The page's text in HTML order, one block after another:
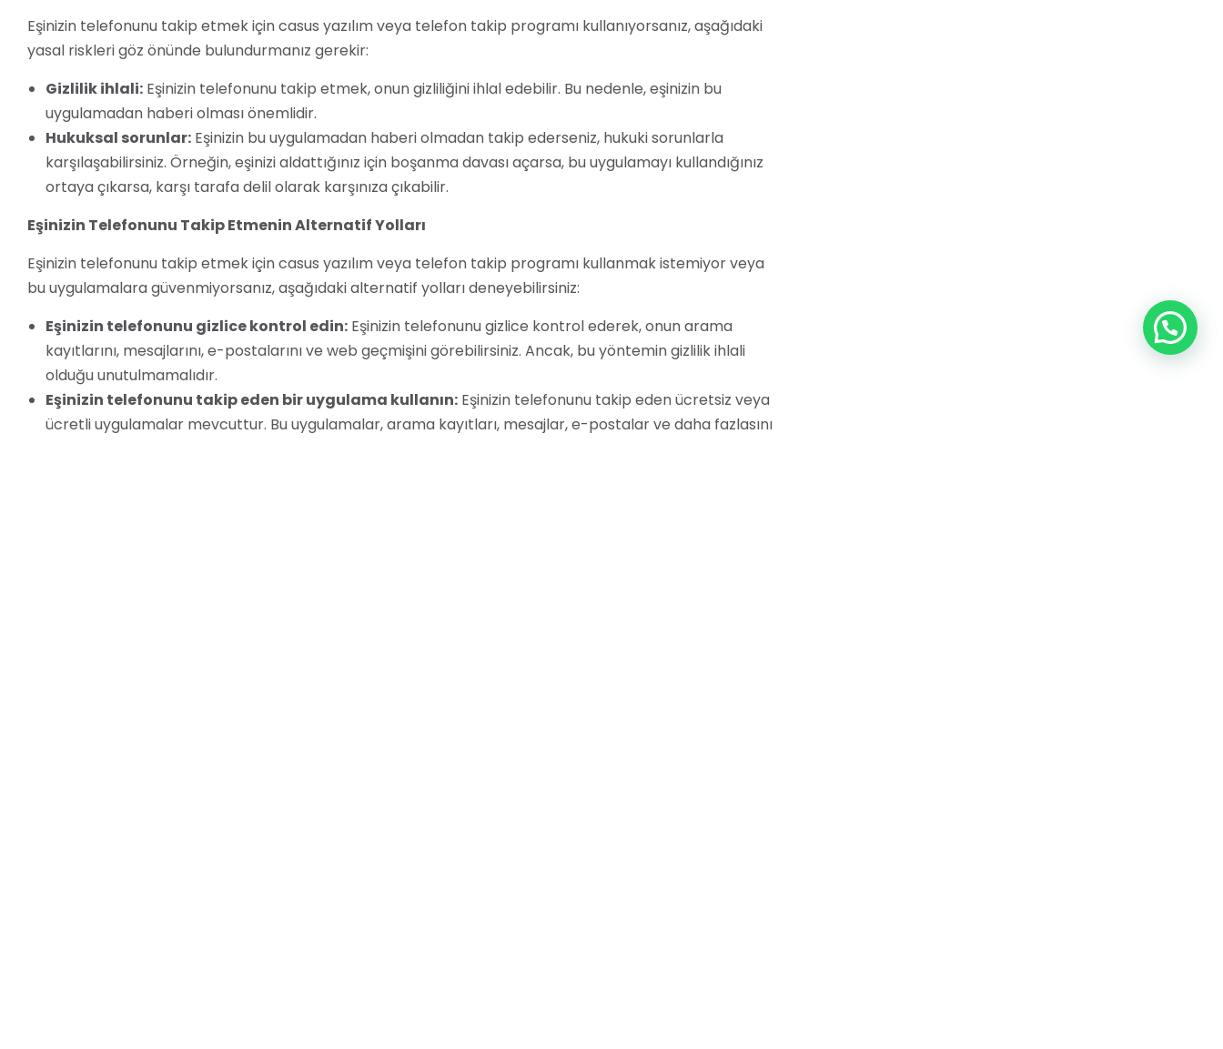
Eşinizin telefonunu takip etmek için casus yazılım veya telefon takip programı kullanıyorsanız, aşağıdaki
yasal riskleri göz önünde bulundurmanız gerekir:
Gizlilik ihlali: Eşinizin telefonunu takip etmek, onun gizliliğini ihlal edebilir. Bu nedenle, eşinizin bu
uygulamadan haberi olması önemlidir.
Hukuksal sorunlar: Eşinizin bu uygulamadan haberi olmadan takip ederseniz, hukuki sorunlarla
karşılaşabilirsiniz. Örneğin, eşinizi aldattığınız için boşanma davası açarsa, bu uygulamayı kullandığınız
ortaya çıkarsa, karşı tarafa delil olarak karşınıza çıkabilir.
Eşinizin Telefonunu Takip Etmenin Alternatif Yolları
Eşinizin telefonunu takip etmek için casus yazılım veya telefon takip programı kullanmak istemiyor veya
bu uygulamalara güvenmiyorsanız, aşağıdaki alternatif yolları deneyebilirsiniz:
Eşinizin telefonunu gizlice kontrol edin: Eşinizin telefonunu gizlice kontrol ederek, onun arama
kayıtlarını, mesajlarını, e-postalarını ve web geçmişini görebilirsiniz. Ancak, bu yöntemin gizlilik ihlali
olduğu unutulmamalıdır.
Eşinizin telefonunu takip eden bir uygulama kullanın: Eşinizin telefonunu takip eden ücretsiz veya
ücretli uygulamalar mevcuttur. Bu uygulamalar, arama kayıtları, mesajlar, e-postalar ve daha fazlasını